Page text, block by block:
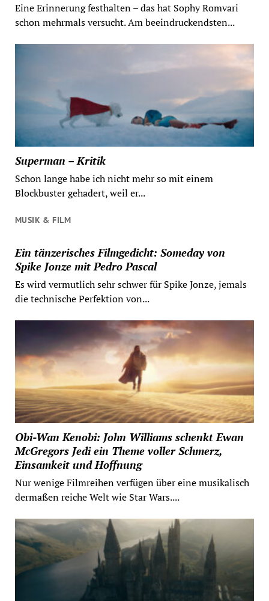
Eine Erinnerung festhalten – das hat Sophy Romvari
schon mehrmals versucht. Am beeindruckendsten...
Superman – Kritik
Schon lange habe ich nicht mehr so mit einem
Blockbuster gehadert, weil er...
MUSIK & FILM
Ein tänzerisches Filmgedicht: Someday von
Spike Jonze mit Pedro Pascal
Es wird vermutlich sehr schwer für Spike Jonze, jemals
die technische Perfektion von...
Obi-Wan Kenobi: John Williams schenkt Ewan
McGregors Jedi ein Theme voller Schmerz,
Einsamkeit und Hoffnung
Nur wenige Filmreihen verfügen über eine musikalisch
dermaßen reiche Welt wie Star Wars....